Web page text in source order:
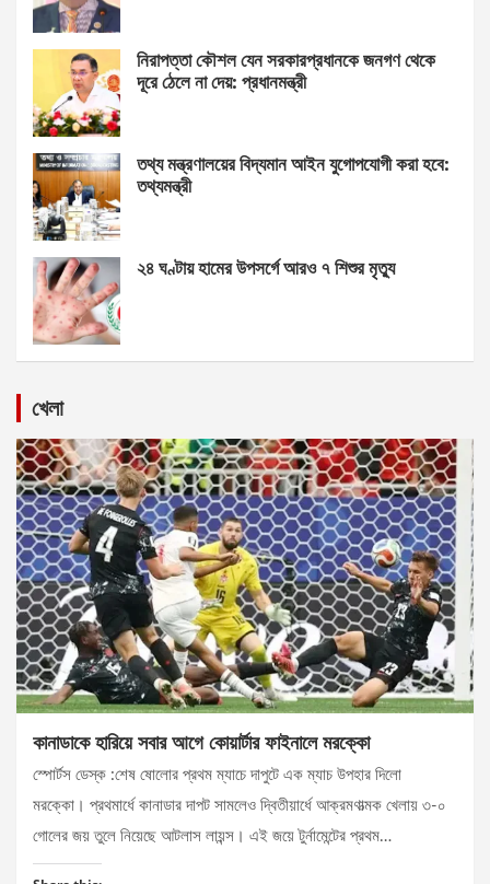
নিরাপত্তা কৌশল যেন সরকারপ্রধানকে জনগণ থেকে
দূরে ঠেলে না দেয়: প্রধানমন্ত্রী
তথ্য মন্ত্রণালয়ের বিদ্যমান আইন যুগোপযোগী করা হবে:
তথ্যমন্ত্রী
২৪ ঘণ্টায় হামের উপসর্গে আরও ৭ শিশুর মৃত্যু
খেলা
কানাডাকে হারিয়ে সবার আগে কোয়ার্টার ফাইনালে মরক্কো
স্পোর্টস ডেস্ক :শেষ ষোলোর প্রথম ম্যাচে দাপুটে এক ম্যাচ উপহার দিলো
মরক্কো। প্রথমার্ধে কানাডার দাপট সামলেও দ্বিতীয়ার্ধে আক্রমণাত্মক খেলায় ৩-০
গোলের জয় তুলে নিয়েছে আটলাস লায়ন্স। এই জয়ে টুর্নামেন্টের প্রথম…